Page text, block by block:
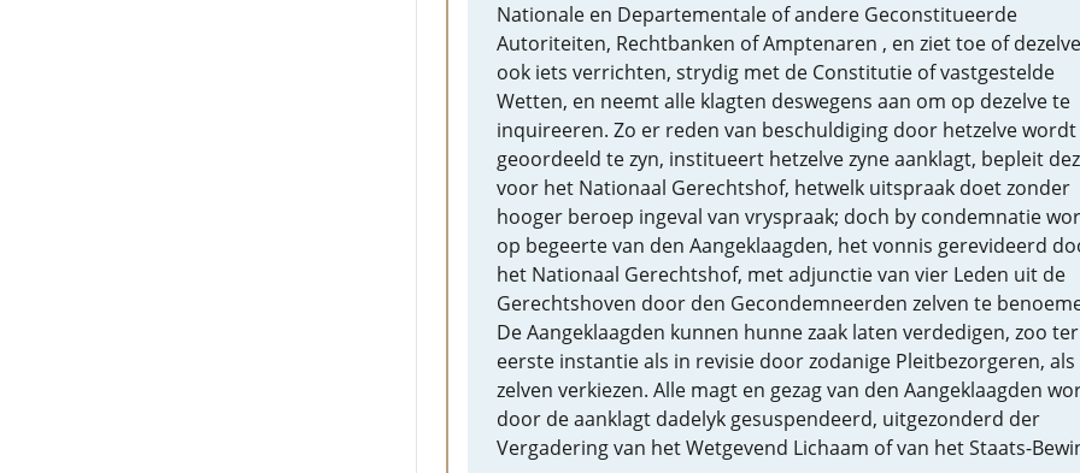
Nationale en Departementale of andere Geconstitueerde
Autoriteiten, Rechtbanken of Amptenaren , en ziet toe of dezelve
ook iets verrichten, strydig met de Constitutie of vastgestelde
Wetten, en neemt alle klagten deswegens aan om op dezelve te
inquireeren. Zo er reden van beschuldiging door hetzelve wordt
geoordeeld te zyn, institueert hetzelve zyne aanklagt, bepleit
voor het Nationaal Gerechtshof, hetwelk uitspraak doet zonder
hooger beroep ingeval van vryspraak; doch by condemnatie
op begeerte van den Aangeklaagden, het vonnis gerevideerd
het Nationaal Gerechtshof, met adjunctie van vier Leden uit de
Gerechtshoven door den Gecondemneerden zelven te
De Aangeklaagden kunnen hunne zaak laten verdedigen, zoo ter
eerste instantie als in revisie door zodanige Pleitbezorgeren, als
zelven verkiezen. Alle magt en gezag van den Aangeklaagden
door de aanklagt dadelyk gesuspendeerd, uitgezonderd der
Vergadering van het Wetgevend Lichaam of van het Staats-